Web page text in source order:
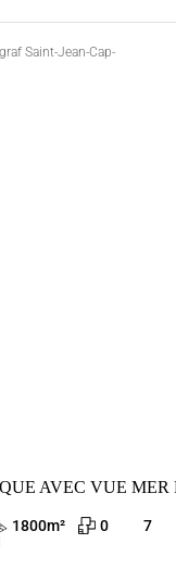
Saint-Jean-Cap-Ferrat
AVEC VUE MER
1800m² 0 7